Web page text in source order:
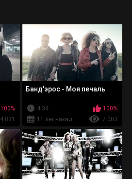
100%
4 831
Банд'эрос - Моя печаль
4:34
100%
11 лет назад
7 003